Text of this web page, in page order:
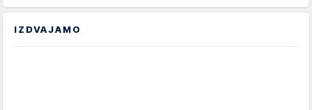
IZDVAJAMO